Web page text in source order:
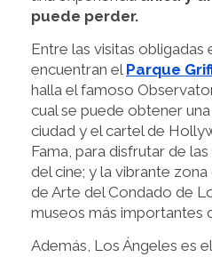
puede perder.
Entre las visitas obligadas
encuentran el Parque
halla el famoso
cual se puede obtener
ciudad y el cartel de
Fama, para disfrutar de
del cine; y la vibrante
de Arte del Condado de
museos más importantes
Además, Los Ángeles es